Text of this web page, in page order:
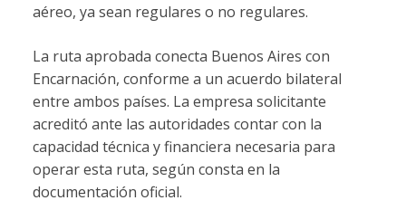
aéreo, ya sean regulares o no regulares.
La ruta aprobada conecta Buenos Aires con
Encarnación, conforme a un acuerdo bilateral
entre ambos países. La empresa solicitante
acreditó ante las autoridades contar con la
capacidad técnica y financiera necesaria para
operar esta ruta, según consta en la
documentación oficial.